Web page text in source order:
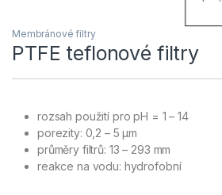
Membránové filtry
PTFE teflonové filtry
rozsah použití pro pH = 1 – 14
porezity: 0,2 – 5 µm
průměry filtrů: 13 – 293 mm
reakce na vodu: hydrofobní